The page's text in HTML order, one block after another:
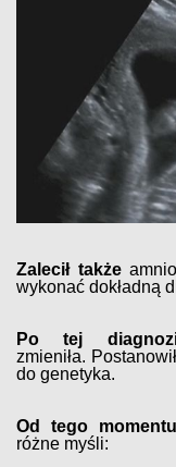
Zalecił także
wykonać dokładną
Po tej
zmieniła.
do genetyka.
Od tego momentu
różne myśli: